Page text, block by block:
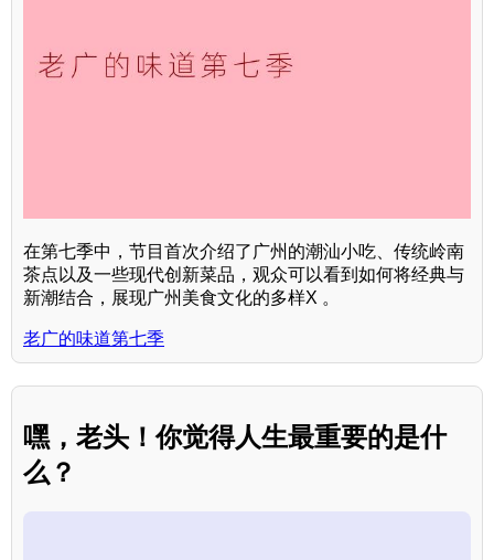
在第七季中，节目首次介绍了广州的潮汕小吃、传统岭南
茶点以及一些现代创新菜品，观众可以看到如何将经典与
新潮结合，展现广州美食文化的多样X 。
老广的味道第七季
嘿，老头！你觉得人生最重要的是什
么？